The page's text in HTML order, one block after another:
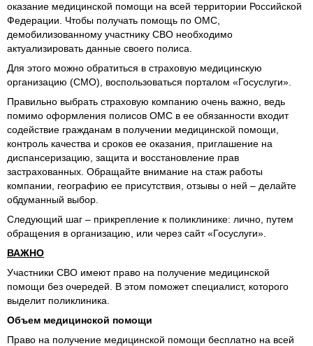
оказание медицинской помощи на всей территории Российской
Федерации. Чтобы получать помощь по ОМС,
демобилизованному участнику СВО необходимо
актуализировать данные своего полиса.
Для этого можно обратиться в страховую медицинскую
организацию (СМО), воспользоваться порталом «Госуслуги».
Правильно выбрать страховую компанию очень важно, ведь
помимо оформления полисов ОМС в ее обязанности входит
содействие гражданам в получении медицинской помощи,
контроль качества и сроков ее оказания, приглашение на
диспансеризацию, защита и восстановление прав
застрахованных. Обращайте внимание на стаж работы
компании, географию ее присутствия, отзывы о ней – делайте
обдуманный выбор.
Следующий шаг – прикрепление к поликлинике: лично, путем
обращения в организацию, или через сайт «Госуслуги».
ВАЖНО
Участники СВО имеют право на получение медицинской
помощи без очередей. В этом поможет специалист, которого
выделит поликлиника.
Объем медицинской помощи
Право на получение медицинской помощи бесплатно на всей